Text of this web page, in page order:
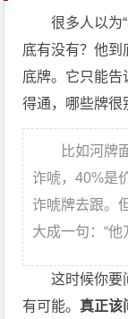
很多人以为
底有没有？他到
底牌。它只能告
得通，哪些牌很
比如河牌
诈唬，40%是
诈唬牌去跟。
大成一句：“他
这时候你
有可能。 真正该